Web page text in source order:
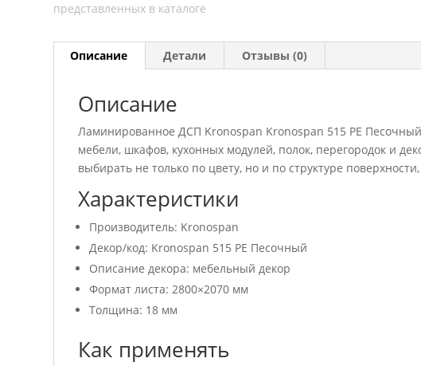
Описание Детали Отзывы (0)
Описание
Ламинированное ДСП Kronospan Kronospan 515 РЕ
мебели, шкафов, кухонных модулей, полок, перегородок и
выбирать не только по цвету, но и по структуре
Характеристики
Производитель: Kronospan
Декор/код: Kronospan 515 РЕ Песочный
Описание декора: мебельный декор
Формат листа: 2800×2070 мм
Толщина: 18 мм
Как применять